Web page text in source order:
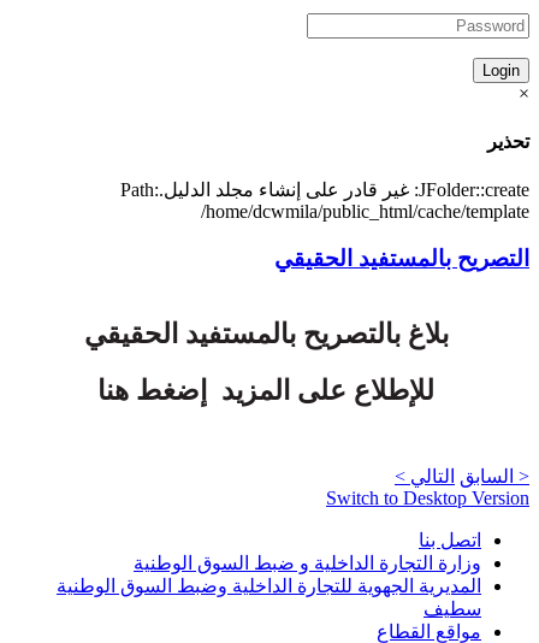
×
تحذير
JFolder::create: غير قادر على إنشاء مجلد الدليل.Path:
/home/dcwmila/public_html/cache/template
التصريح بالمستفيد الحقيقي
بلاغ بالتصريح بالمستفيد الحقيقي
للإطلاع على المزيد إضغط هنا
< السابق التالي >
Switch to Desktop Version
اتصل بنا
وزارة التجارة الداخلية و ضبط السوق الوطنية
المديرية الجهوية للتجارة الداخلية وضبط السوق الوطنية
سطيف
مواقع القطاع